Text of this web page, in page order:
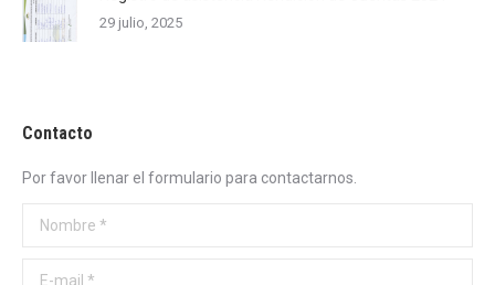
29 julio, 2025
Contacto
Por favor llenar el formulario para contactarnos.
Nombre *
E-mail *